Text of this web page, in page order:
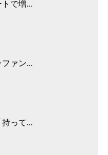
で増...
ァン...
って...